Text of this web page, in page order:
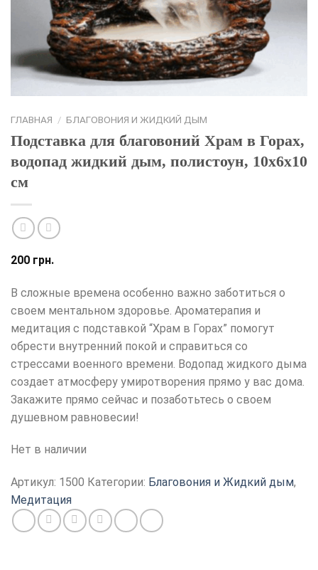
ГЛАВНАЯ / БЛАГОВОНИЯ И ЖИДКИЙ ДЫМ
Подставка для благовоний Храм в Горах,
водопад жидкий дым, полистоун, 10х6х10
см
200 грн.
В сложные времена особенно важно заботиться о
своем ментальном здоровье. Ароматерапия и
медитация с подставкой “Храм в Горах” помогут
обрести внутренний покой и справиться со
стрессами военного времени. Водопад жидкого дыма
создает атмосферу умиротворения прямо у вас дома.
Закажите прямо сейчас и позаботьтесь о своем
душевном равновесии!
Нет в наличии
Артикул: 1500 Категории: Благовония и Жидкий дым,
Медитация